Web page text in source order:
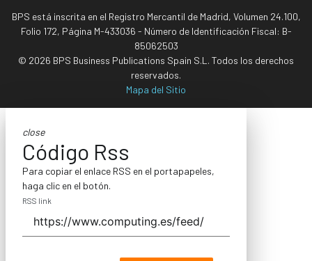
BPS está inscrita en el Registro Mercantil de Madrid, Volumen 24.100,
Folio 172, Página M-433036 - Número de Identificación Fiscal: B-
85062503
© 2026 BPS Business Publications Spain S.L. Todos los derechos
reservados.
Mapa del Sitio
close
Código Rss
Para copiar el enlace RSS en el portapapeles,
haga clic en el botón.
RSS link